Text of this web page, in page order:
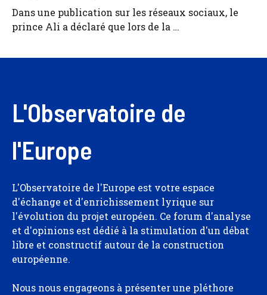
Dans une publication sur les réseaux sociaux, le
prince Ali a déclaré que lors de la …
L'Observatoire de
l'Europe
L'Observatoire de l'Europe est votre espace
d'échange et d'enrichissement lyrique sur
l'évolution du projet européen. Ce forum d'analyse
et d'opinions est dédié à la stimulation d'un débat
libre et constructif autour de la construction
européenne.
Nous nous engageons à présenter une pléthore